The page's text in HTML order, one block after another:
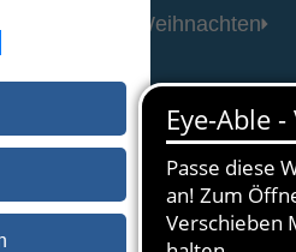
Weihnachten